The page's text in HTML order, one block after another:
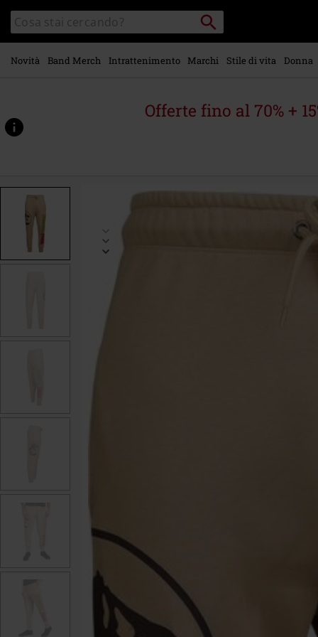
contenuto
principale
Cerca
nel
catalogo
Cerca
Punto
di
ritiro
Novità Band Merch Intrattenimento Marchi Stile di vita Donna
Offerte fino al 70% +
www.emp-
p/jurassic-
585943.html